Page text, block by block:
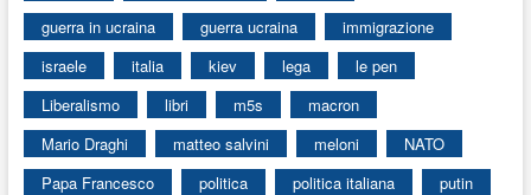
guerra in ucraina
guerra ucraina
immigrazione
israele
italia kiev lega
le pen
Liberalismo
libri m5s
macron
Mario Draghi
matteo salvini meloni
NATO
Papa Francesco
politica politica italiana
putin